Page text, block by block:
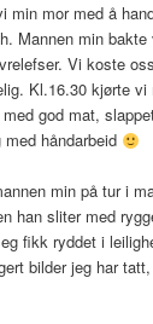
min mor med å
Mannen min
Vi koste
Kl.16.30 kjørte vi
god mat,
håndarbeid
min på tur i
han sliter med
fikk ryddet i
bilder jeg har